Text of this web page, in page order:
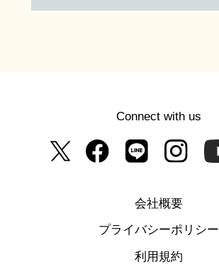
Connect with us
会社概要
プライバシーポリシー
利用規約